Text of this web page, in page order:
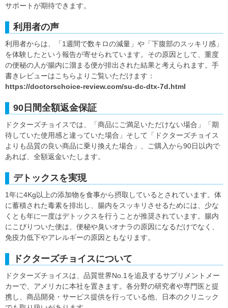
サポートが期待できます。
利用者の声
利用者からは、「1週間で数キロの減量」や「下腹部のスッキリ感」
を体験したという報告が寄せられています。その原因として、重度
の便秘の人が腸内に溜まる便が排出された結果と考えられます。手
書きレビューはこちらよりご覧いただけます：
https://doctorschoice-review.com/su-dc-dtx-7d.html
90日間全額返金保証
ドクターズチョイスでは、「商品にご満足いただけない場合」「期
待していた使用感と違っていた場合」そして「ドクターズチョイス
よりも品質の良い商品に乗り換えた場合」、ご購入から90日以内で
あれば、全額返金いたします。
デトックスを実現
1年に4Kg以上の添加物を食事から摂取しているとされています。体
に蓄積された毒素を排出し、腸内をスッキリさせるためには、少な
くとも年に一度はデトックスを行うことが推奨されています。腸内
にこびりついた便は、便秘や臭いオナラの原因になるだけでなく、
免疫力低下やアレルギーの原因ともなります。
ドクターズチョイスについて
ドクターズチョイスは、品質世界No.1を追及するサプリメントメー
カーで、アメリカに本社を置きます。各分野の研究者や専門医と提
携し、商品開発・サービス提供を行っている他、日本のクリニック